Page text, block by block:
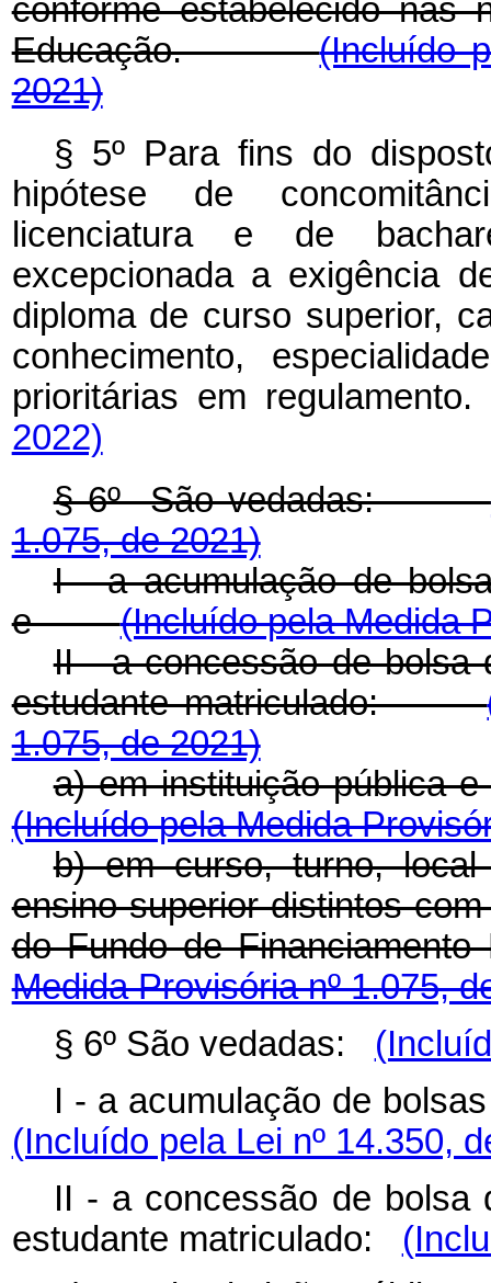
conforme estabelecido nas
Educação.(Incluído
2021)
§ 5º Para fins do
hipótese de
licenciatura e de
excepcionada a exigência
diploma de curso superior,
conhecimento,
prioritárias em regulamento.
2022)
§ 6º São vedadas:
1.075, de 2021)
I - a acumulação de
e(Incluído pela Medida
II - a concessão de bolsa
estudante matriculado:
1.075, de 2021)
a) em instituição
(Incluído pela Medida
b) em curso, turno,
ensino superior distintos
do Fundo de
Medida Provisória nº 1.075,
§ 6º São vedadas:
I - a acumulação de
(Incluído pela Lei nº 14.350,
II - a concessão de bolsa
estudante matriculado: